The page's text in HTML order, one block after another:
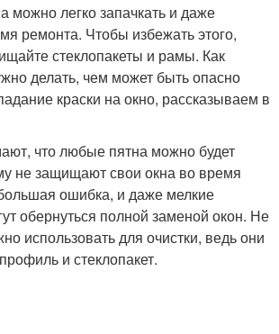
можно легко запачкать и даже
ремонта. Чтобы избежать этого,
стеклопакеты и рамы. Как
делать, чем может быть опасно
краски на окно, рассказываем в
что любые пятна можно будет
не защищают свои окна во время
ошибка, и даже мелкие
обернуться полной заменой окон. Не
использовать для очистки, ведь они
и стеклопакет.